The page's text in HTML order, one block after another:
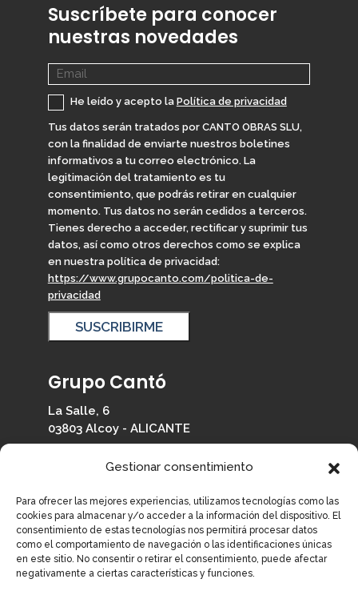
Gestionar consentimiento
Para ofrecer las mejores experiencias, utilizamos tecnologías como las
cookies para almacenar y/o acceder a la información del dispositivo. El
consentimiento de estas tecnologías nos permitirá procesar datos
como el comportamiento de navegación o las identificaciones únicas
en este sitio. No consentir o retirar el consentimiento, puede afectar
negativamente a ciertas características y funciones.
Suscríbete para conocer
nuestras novedades
He leído y acepto la Política de privacidad
Tus datos serán tratados por CANTO OBRAS SLU,
con la finalidad de enviarte nuestros boletines
informativos a tu correo electrónico. La
legitimación del tratamiento es tu
consentimiento, que podrás retirar en cualquier
momento. Tus datos no serán cedidos a terceros.
Tienes derecho a acceder, rectificar y suprimir tus
datos, así como otros derechos como se explica
en nuestra política de privacidad:
https://www.grupocanto.com/politica-de-
privacidad
Grupo Cantó
La Salle, 6
03803 Alcoy - ALICANTE
Información